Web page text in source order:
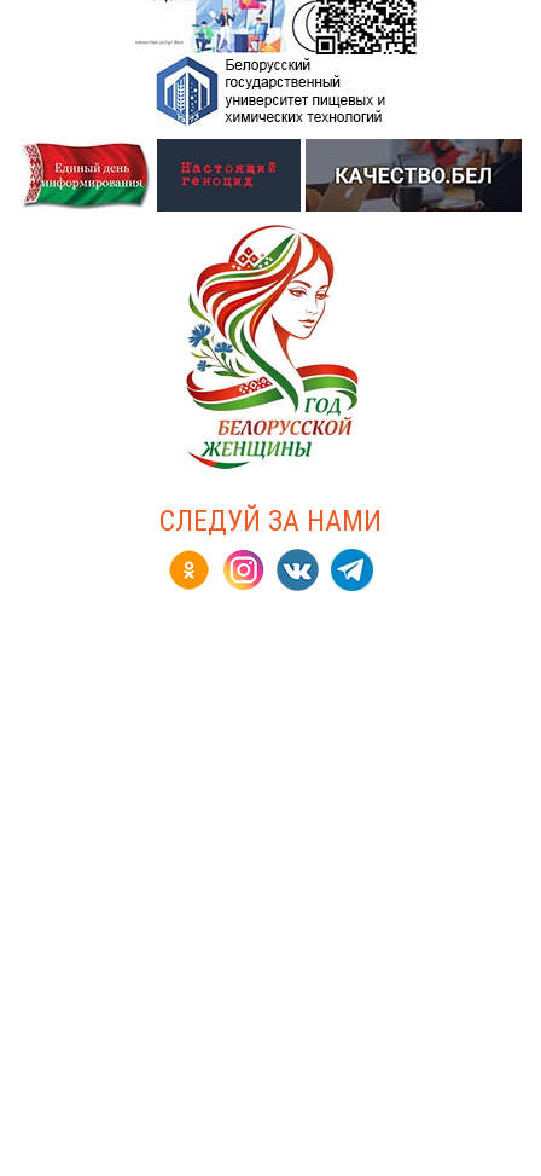
СЛЕДУЙ ЗА НАМИ